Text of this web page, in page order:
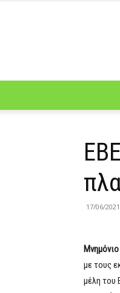
17/06/
με τους
μέλη του